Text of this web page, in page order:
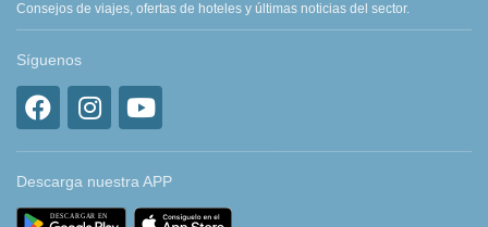
Consejos de viajes, ofertas de hoteles y últimas noticias del sector.
Síguenos
Descarga nuestra APP